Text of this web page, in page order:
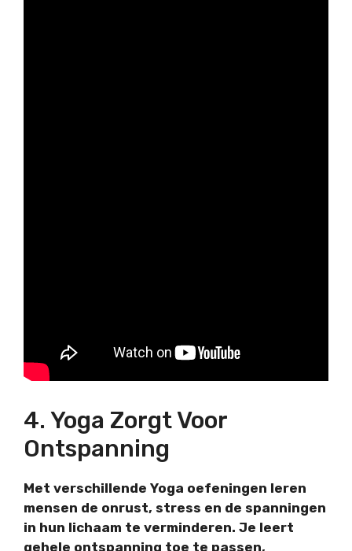
4. Yoga Zorgt Voor
Ontspanning
Met verschillende Yoga oefeningen leren
mensen de onrust, stress en de spanningen
in hun lichaam te verminderen. Je leert
gehele ontspanning toe te passen,